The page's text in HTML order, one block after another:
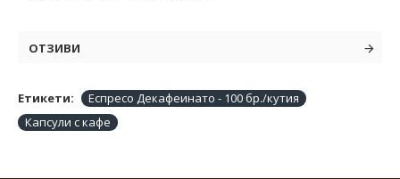
ОТЗИВИ
Етикети:
Еспресо Декафеинато - 100 бр./кутия
Капсули с кафе